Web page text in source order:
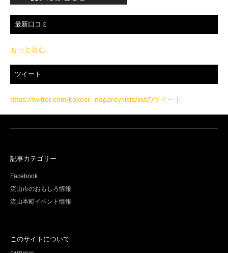
最新口コミ
もっと読む
ツイート
https://twitter.com/kokosil_nagarey/lists/listのツイート
記事カテゴリー
Facebook
流山市のおもしろ情報
流山本町イベント情報
このサイトについて